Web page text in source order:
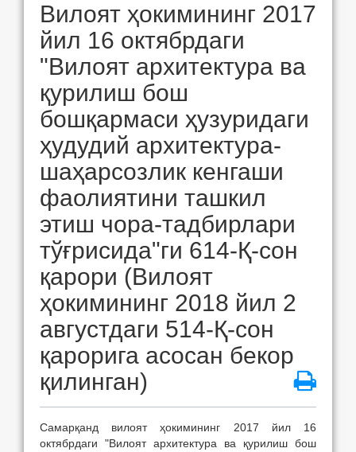
Вилоят ҳокимининг 2017
йил 16 октябрдаги
"Вилоят архитектура ва
қурилиш бош
бошқармаси ҳузуридаги
ҳудудий архитектура-
шаҳарсозлик кенгаши
фаолиятини ташкил
этиш чора-тадбирлари
тўғрисида"ги 614-Қ-сон
қарори (Вилоят
ҳокимининг 2018 йил 2
августдаги 514-Қ-сон
қарорига асосан бекор
қилинган)
Самарқанд вилоят ҳокимининг 2017 йил 16
октябрдаги "Вилоят архитектура ва қурилиш бош